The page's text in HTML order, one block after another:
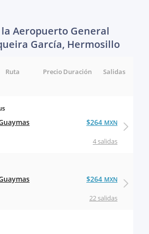
Aeropuerto General
García, Hermosillo
Ruta Salidas
Duración
Precio
4 salidas
$264 MXN
22 salidas
$264 MXN